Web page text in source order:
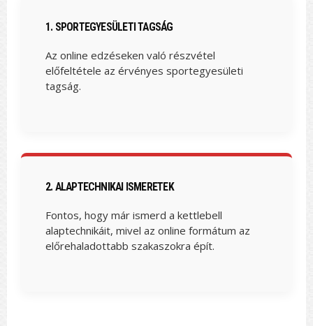
1. SPORTEGYESÜLETI TAGSÁG
Az online edzéseken való részvétel
előfeltétele az érvényes sportegyesületi
tagság.
2. ALAPTECHNIKAI ISMERETEK
Fontos, hogy már ismerd a kettlebell
alaptechnikáit, mivel az online formátum az
előrehaladottabb szakaszokra épít.